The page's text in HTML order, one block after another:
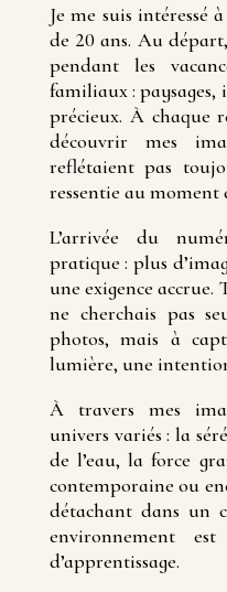
Je me suis intéressé
de 20 ans. Au
pendant les
familiaux : paysages,
précieux. À chaque
découvrir mes
reflétaient pas
ressentie au moment
L’arrivée du
pratique : plus
une exigence accrue.
ne cherchais pas
photos, mais à
lumière, une
À travers mes
univers variés : la
de l’eau, la force
contemporaine ou
détachant dans un
environnement
d’apprentissage.